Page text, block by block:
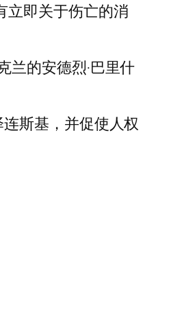
立即关于伤亡的消
兰的安德烈·巴里什
斯基，并促使人权